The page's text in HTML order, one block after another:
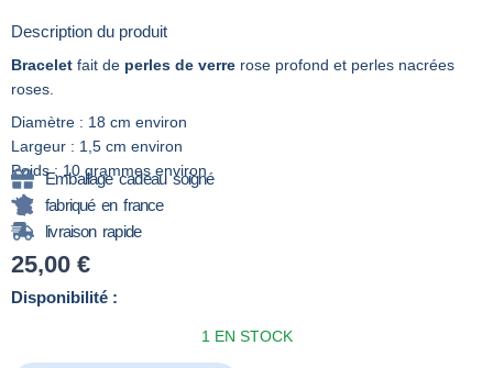
Description du produit
Bracelet fait de perles de verre rose profond et perles nacrées
roses.
Diamètre : 18 cm environ
Largeur : 1,5 cm environ
Poids : 10 grammes environ
Emballage cadeau soigné
fabriqué en france
livraison rapide
25,00 €
Disponibilité :
1 EN STOCK
quantité